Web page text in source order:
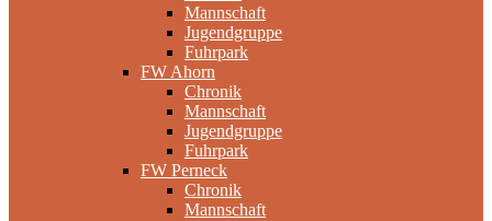
Mannschaft
Jugendgruppe
Fuhrpark
FW Ahorn
Chronik
Mannschaft
Jugendgruppe
Fuhrpark
FW Perneck
Chronik
Mannschaft